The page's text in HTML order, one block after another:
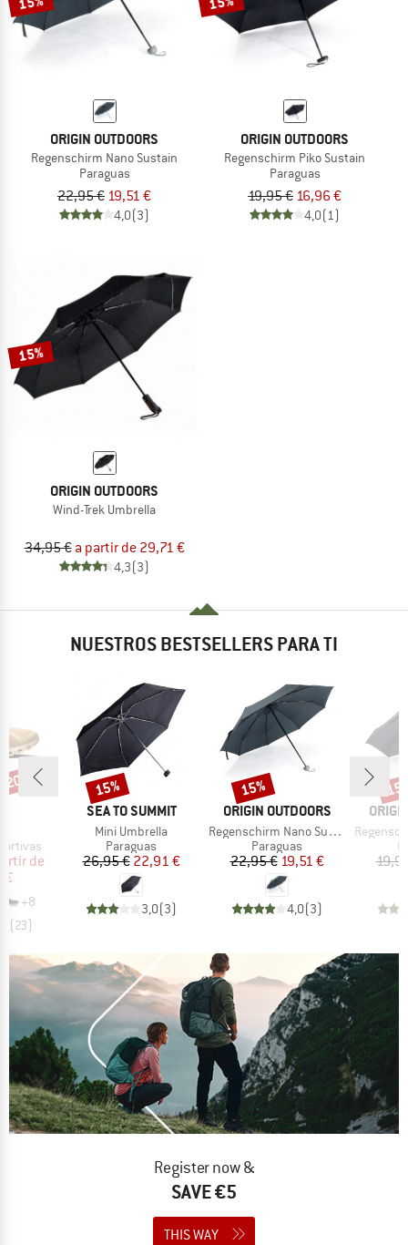
ORIGIN OUTDOORS
Regenschirm Nano Sustain
Paraguas
22,95 € 19,51 €
4,0(3)
ORIGIN OUTDOORS
Regenschirm Piko Sustain
Paraguas
19,95 € 16,96 €
4,0(1)
15%
ORIGIN OUTDOORS
Wind-Trek Umbrella
34,95 € a partir de 29,71 €
4,3(3)
NUESTROS BESTSELLERS PARA TI
reducido
de
€
+8
(23)
MARCA
SEA TO SUMMIT
Artículo
Mini Umbrella
Product group
Paraguas
Precio
26,95 €Precio reducido
22,91 €
3,0(3)
Descuento
15%
MARCA
ORIGIN OUTDOORS
Artículo
Regenschirm Nano Sustain
Product group
Paraguas
Precio
22,95 €Precio reducido
19,51 €
4,0(3)
Descuento
15%
MARCA
Artículo
Register now &
SAVE €5
THIS WAY